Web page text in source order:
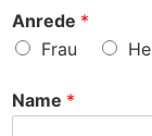
S
a
c
e
d
e
n
Anrede *
Frau
Name *